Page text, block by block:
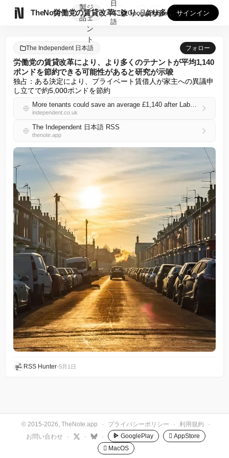
TheNote
製
品
ジ
ェ
ン
ト
労働党の賃貸改革により、より多くのテナントが平均1,140ポ...
日
本
語
GooglePlay
AppStore サインイン
The Independent 日本語 フォロー
労働党の賃貸改革により、より多くのテナントが平均1,140
ポンドを節約できる可能性があると研究が示唆
独占：ある決定により、プライベート賃借人が家主への異議申
し立てで約5,000ポンドを節約
More tenants could save an average £1,140 after Labour’s rental reforms, research finds
independent.co.uk
The Independent 日本語 RSS
thenote.app
RSS Hunter•5月1日
© 2015-2026, TheNote.app · プライバシーポリシー · 利用規約
·
お問い合わせ
· · · GooglePlay
 AppStore
 MacOS